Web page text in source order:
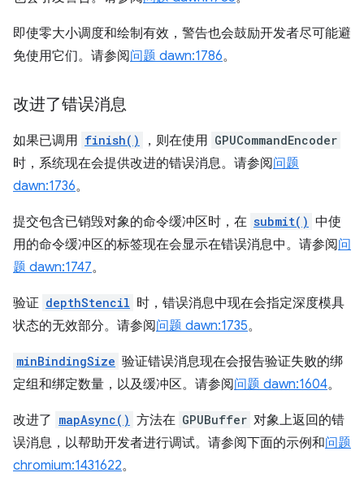
即使零大小调度和绘制有效，警告也会鼓励开发者尽可能避
免使用它们。请参阅问题 dawn:1786。
改进了错误消息
如果已调用 finish() ，则在使用 GPUCommandEncoder
时，系统现在会提供改进的错误消息。请参阅问题
dawn:1736。
提交包含已销毁对象的命令缓冲区时，在 submit() 中使
用的命令缓冲区的标签现在会显示在错误消息中。请参阅问
题 dawn:1747。
验证 depthStencil 时，错误消息中现在会指定深度模具
状态的无效部分。请参阅问题 dawn:1735。
minBindingSize 验证错误消息现在会报告验证失败的绑
定组和绑定数量，以及缓冲区。请参阅问题 dawn:1604。
改进了 mapAsync() 方法在 GPUBuffer 对象上返回的错
误消息，以帮助开发者进行调试。请参阅下面的示例和问题
chromium:1431622。